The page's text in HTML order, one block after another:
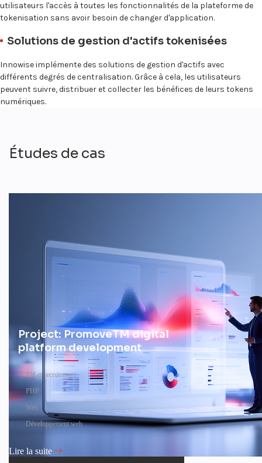
utilisateurs l'accès à toutes les fonctionnalités de la plateforme de
tokenisation sans avoir besoin de changer d'application.
Solutions de gestion d'actifs tokenisées
Innowise implémente des solutions de gestion d'actifs avec
différents degrés de centralisation. Grâce à cela, les utilisateurs
peuvent suivre, distribuer et collecter les bénéfices de leurs tokens
numériques.
Études de cas
Project: PromoveTM digital
platform development
RH et recrutement
PHP
Web
Développement web
Lire la suite